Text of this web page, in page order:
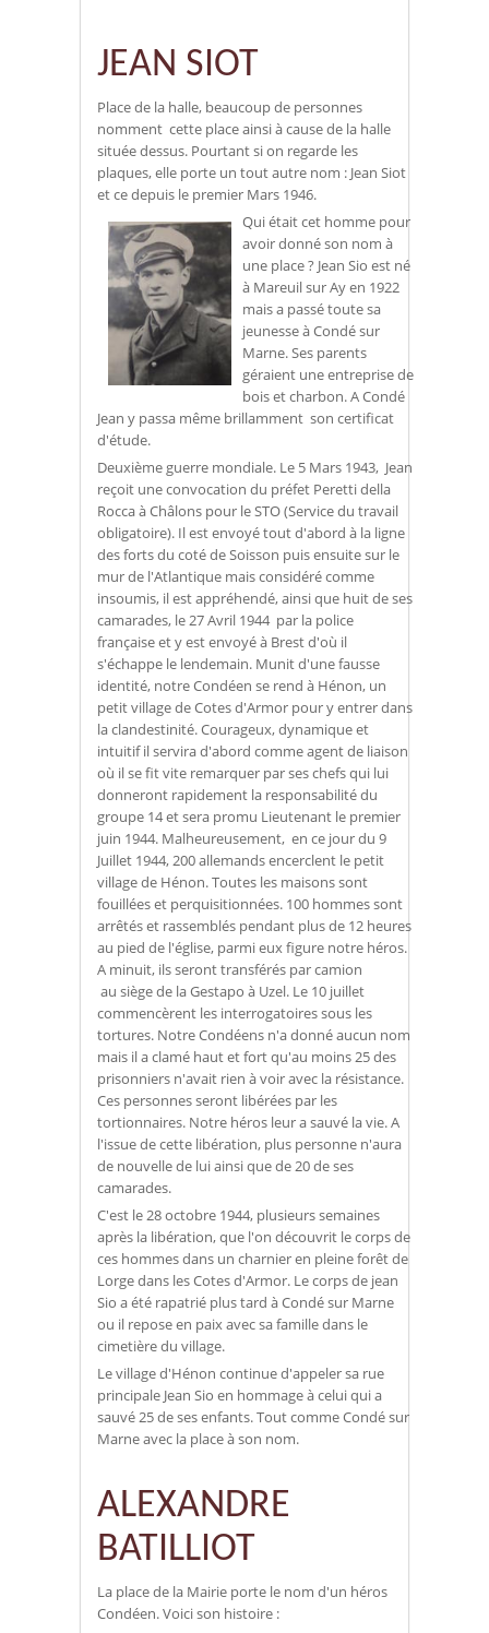
JEAN SIOT
Place de la halle, beaucoup de personnes
nomment cette place ainsi à cause de la halle
située dessus. Pourtant si on regarde les
plaques, elle porte un tout autre nom : Jean Siot
et ce depuis le premier Mars 1946.
Qui était cet homme pour
avoir donné son nom à
une place ? Jean Sio est né
à Mareuil sur Ay en 1922
mais a passé toute sa
jeunesse à Condé sur
Marne. Ses parents
géraient une entreprise de
bois et charbon. A Condé
Jean y passa même brillamment son certificat
d'étude.
Deuxième guerre mondiale. Le 5 Mars 1943, Jean
reçoit une convocation du préfet Peretti della
Rocca à Châlons pour le STO (Service du travail
obligatoire). Il est envoyé tout d'abord à la ligne
des forts du coté de Soisson puis ensuite sur le
mur de l'Atlantique mais considéré comme
insoumis, il est appréhendé, ainsi que huit de ses
camarades, le 27 Avril 1944 par la police
française et y est envoyé à Brest d'où il
s'échappe le lendemain. Munit d'une fausse
identité, notre Condéen se rend à Hénon, un
petit village de Cotes d'Armor pour y entrer dans
la clandestinité. Courageux, dynamique et
intuitif il servira d'abord comme agent de liaison
où il se fit vite remarquer par ses chefs qui lui
donneront rapidement la responsabilité du
groupe 14 et sera promu Lieutenant le premier
juin 1944. Malheureusement, en ce jour du 9
Juillet 1944, 200 allemands encerclent le petit
village de Hénon. Toutes les maisons sont
fouillées et perquisitionnées. 100 hommes sont
arrêtés et rassemblés pendant plus de 12 heures
au pied de l'église, parmi eux figure notre héros.
A minuit, ils seront transférés par camion
au siège de la Gestapo à Uzel. Le 10 juillet
commencèrent les interrogatoires sous les
tortures. Notre Condéens n'a donné aucun nom
mais il a clamé haut et fort qu'au moins 25 des
prisonniers n'avait rien à voir avec la résistance.
Ces personnes seront libérées par les
tortionnaires. Notre héros leur a sauvé la vie. A
l'issue de cette libération, plus personne n'aura
de nouvelle de lui ainsi que de 20 de ses
camarades.
C'est le 28 octobre 1944, plusieurs semaines
après la libération, que l'on découvrit le corps de
ces hommes dans un charnier en pleine forêt de
Lorge dans les Cotes d'Armor. Le corps de jean
Sio a été rapatrié plus tard à Condé sur Marne
ou il repose en paix avec sa famille dans le
cimetière du village.
Le village d'Hénon continue d'appeler sa rue
principale Jean Sio en hommage à celui qui a
sauvé 25 de ses enfants. Tout comme Condé sur
Marne avec la place à son nom.
ALEXANDRE
BATILLIOT
La place de la Mairie porte le nom d'un héros
Condéen. Voici son histoire :